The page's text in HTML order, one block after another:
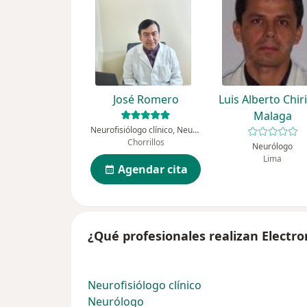
José Romero
Neurofisiólogo clínico, Neurólogo
Chorrillos
Agendar cita
Luis Alberto
Malaga
Neurólogo
Lima
¿Qué profesionales realizan
Neurofisiólogo clínico
Neurólogo